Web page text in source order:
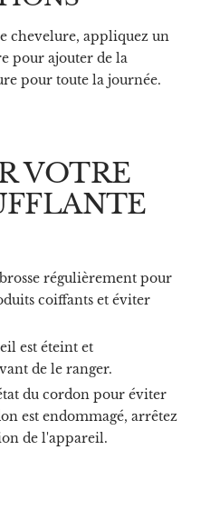
chevelure, appliquez un
pour ajouter de la
pour toute la journée.
VOTRE
régulièrement pour
coiffants et éviter
est éteint et
de le ranger.
du cordon pour éviter
est endommagé, arrêtez
de l'appareil.